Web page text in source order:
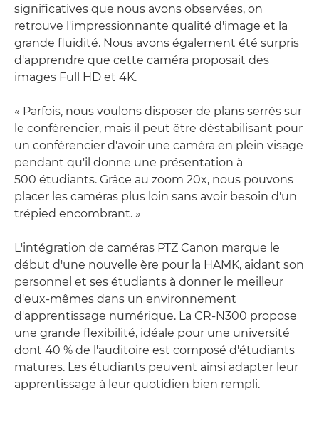
significatives que nous avons observées, on
retrouve l'impressionnante qualité d'image et la
grande fluidité. Nous avons également été surpris
d'apprendre que cette caméra proposait des
images Full HD et 4K.
« Parfois, nous voulons disposer de plans serrés sur
le conférencier, mais il peut être déstabilisant pour
un conférencier d'avoir une caméra en plein visage
pendant qu'il donne une présentation à
500 étudiants. Grâce au zoom 20x, nous pouvons
placer les caméras plus loin sans avoir besoin d'un
trépied encombrant. »
L'intégration de caméras PTZ Canon marque le
début d'une nouvelle ère pour la HAMK, aidant son
personnel et ses étudiants à donner le meilleur
d'eux-mêmes dans un environnement
d'apprentissage numérique. La CR-N300 propose
une grande flexibilité, idéale pour une université
dont 40 % de l'auditoire est composé d'étudiants
matures. Les étudiants peuvent ainsi adapter leur
apprentissage à leur quotidien bien rempli.